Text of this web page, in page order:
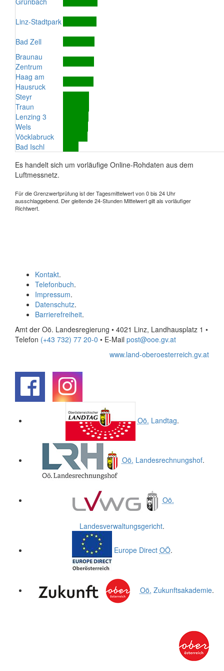
Linz-Stadtpark
Bad Zell
Braunau
Zentrum
Haag am
Hausruck
Steyr
Traun
Lenzing 3
Wels
Vöcklabruck
Bad Ischl
Es handelt sich um vorläufige Online-Rohdaten aus dem
Luftmessnetz.
Für die Grenzwertprüfung ist der Tagesmittelwert von 0 bis 24 Uhr
ausschlaggebend. Der gleitende 24-Stunden Mittelwert gilt als vorläufiger
Richtwert.
Kontakt.
Telefonbuch.
Impressum.
Datenschutz.
Barrierefreiheit.
Amt der Oö. Landesregierung • 4021 Linz, Landhausplatz 1 •
Telefon (+43 732) 77 20-0 • E-Mail post@ooe.gv.at
www.land-oberoesterreich.gv.at
Oö. Landtag.
Oö. Landesrechnungshof.
Oö.
Landesverwaltungsgericht.
Europe Direct OÖ.
Oö. Zukunftsakademie.